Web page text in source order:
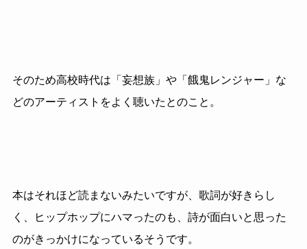
そのため高校時代は「妄想族」や「餓鬼レンジャー」な
どのアーティストをよく聴いたとのこと。
本はそれほど読まないみたいですが、歌詞が好きらし
く、ヒップホップにハマったのも、詩が面白いと思った
のがきっかけになっているそうです。